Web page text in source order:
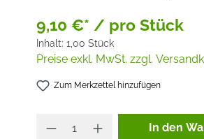
9,10 €* / pro Stück
Inhalt: 1,00 Stück
Preise exkl. MwSt. zzgl.
Zum Merkzettel hinzufügen
Produkt
In den